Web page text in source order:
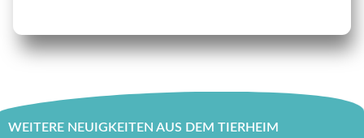
WEITERE NEUIGKEITEN AUS DEM TIERHEIM